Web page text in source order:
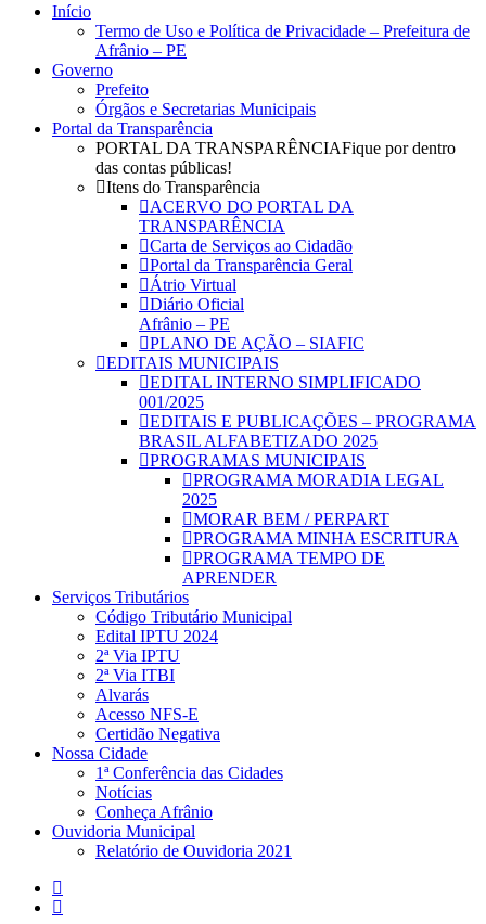
Close
Início
Termo de Uso e Política de Privacidade – Prefeitura de
Afrânio – PE
Governo
Prefeito
Órgãos e Secretarias Municipais
Portal da Transparência
PORTAL DA TRANSPARÊNCIAFique por dentro
das contas públicas!
Itens do Transparência
ACERVO DO PORTAL DA
TRANSPARÊNCIA
Carta de Serviços ao Cidadão
Portal da Transparência Geral
Átrio Virtual
Diário Oficial
Afrânio – PE
PLANO DE AÇÃO – SIAFIC
EDITAIS MUNICIPAIS
EDITAL INTERNO SIMPLIFICADO
001/2025
EDITAIS E PUBLICAÇÕES – PROGRAMA
BRASIL ALFABETIZADO 2025
PROGRAMAS MUNICIPAIS
PROGRAMA MORADIA LEGAL
2025
MORAR BEM / PERPART
PROGRAMA MINHA ESCRITURA
PROGRAMA TEMPO DE
APRENDER
Serviços Tributários
Código Tributário Municipal
Edital IPTU 2024
2ª Via IPTU
2ª Via ITBI
Alvarás
Acesso NFS-E
Certidão Negativa
Nossa Cidade
1ª Conferência das Cidades
Notícias
Conheça Afrânio
Ouvidoria Municipal
Relatório de Ouvidoria 2021
facebook
instagram